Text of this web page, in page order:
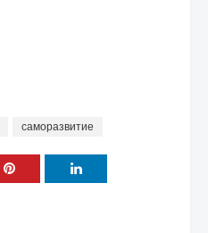
саморазвитие